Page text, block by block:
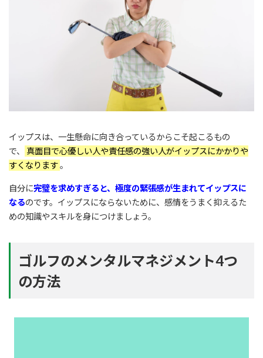
イップスは、一生懸命に向き合っているからこそ起こるもの
で、
真面目で心優しい人や責任感の強い人がイップスにかかりや
すくなります。
自分に完璧を求めすぎると、極度の緊張感が生まれてイップスに
なるのです。イップスにならないために、感情をうまく抑えるた
めの知識やスキルを身につけましょう。
ゴルフのメンタルマネジメント4つ
の方法